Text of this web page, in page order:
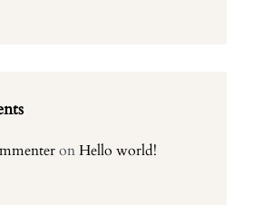
onHello world!